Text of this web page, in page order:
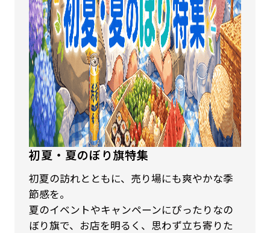
初夏・夏のぼり旗特集
初夏の訪れとともに、売り場にも爽やかな季
節感を。
夏のイベントやキャンペーンにぴったりなの
ぼり旗で、お店を明るく、思わず立ち寄りた